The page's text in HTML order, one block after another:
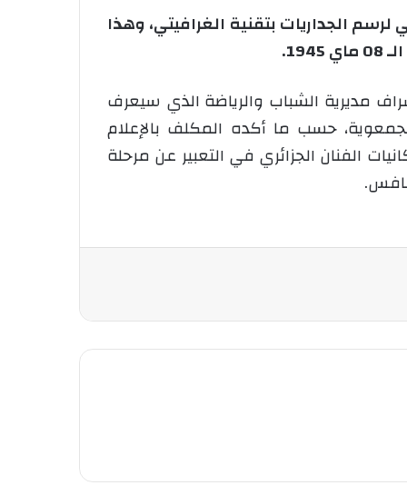
المهرجان الوطني لرسم الجداريات بتقنية الغرافيتي، وهذا
مديرية الشباب والرياضة الذي سيعرف
الجمعوية، حسب ما أكده المكلف بالإعلام
الفنان الجزائري في التعبير عن مرحلة